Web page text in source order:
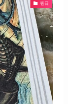
壱日